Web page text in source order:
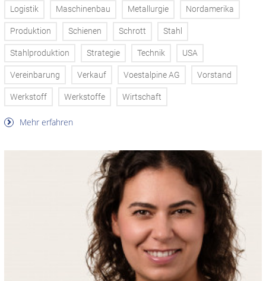
Logistik Maschinenbau Metallurgie Nordamerika
Produktion Schienen Schrott Stahl
Stahlproduktion Strategie Technik USA
Vereinbarung Verkauf Voestalpine AG Vorstand
Werkstoff Werkstoffe Wirtschaft
Mehr erfahren